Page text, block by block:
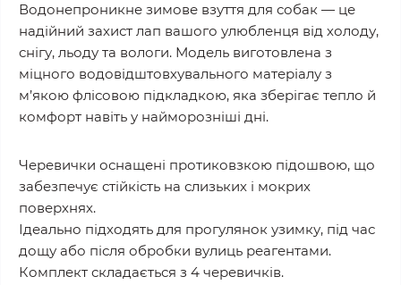
Водонепроникне зимове взуття для собак — це
надійний захист лап вашого улюбленця від холоду,
снігу, льоду та вологи. Модель виготовлена з
міцного водовідштовхувального матеріалу з
м’якою флісовою підкладкою, яка зберігає тепло й
комфорт навіть у найморозніші дні.
Черевички оснащені протиковзкою підошвою, що
забезпечує стійкість на слизьких і мокрих
поверхнях.
Ідеально підходять для прогулянок узимку, під час
дощу або після обробки вулиць реагентами.
Комплект складається з 4 черевичків.